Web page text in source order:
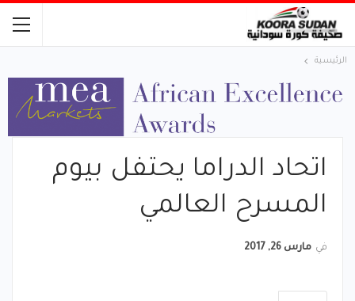
الرئيسية
اتحاد الدراما يحتفل بيوم
المسرح العالمي
في مارس 26, 2017